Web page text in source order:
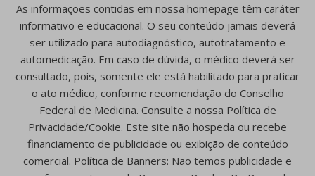
As informações contidas em nossa homepage têm caráter
informativo e educacional. O seu conteúdo jamais deverá
ser utilizado para autodiagnóstico, autotratamento e
automedicação. Em caso de dúvida, o médico deverá ser
consultado, pois, somente ele está habilitado para praticar
o ato médico, conforme recomendação do Conselho
Federal de Medicina. Consulte a nossa Política de
Privacidade/Cookie. Este site não hospeda ou recebe
financiamento de publicidade ou exibição de conteúdo
comercial. Política de Banners: Não temos publicidade e